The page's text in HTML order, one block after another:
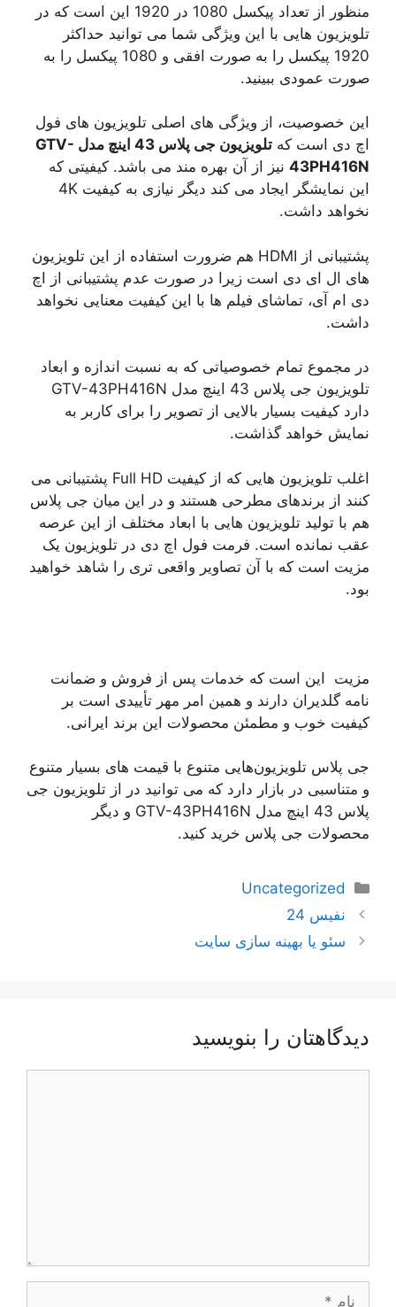
منظور از تعداد پیکسل 1080 در 1920 این است که در
تلویزیون هایی با این ویژگی شما می توانید حداکثر
1920 پیکسل را به صورت افقی و 1080 پیکسل را به
صورت عمودی ببینید.
این خصوصیت، از ویژگی های اصلی تلویزیون های فول
اچ دی است که
تلویزیون جی پلاس 43 اینچ مدل GTV-
43PH416N نیز از آن بهره مند می باشد. کیفیتی که
این نمایشگر ایجاد می کند دیگر نیازی به کیفیت 4K
نخواهد داشت.
پشتیبانی از HDMI هم ضرورت استفاده از این تلویزیون
های ال ای دی است زیرا در صورت عدم پشتیبانی از اچ
دی ام آی، تماشای فیلم ها با این کیفیت معنایی نخواهد
داشت.
در مجموع تمام خصوصیاتی که به نسبت اندازه و ابعاد
تلویزیون جی پلاس 43 اینچ مدل GTV-43PH416N
دارد کیفیت بسیار بالایی از تصویر را برای کاربر به
نمایش خواهد گذاشت.
اغلب تلویزیون هایی که از کیفیت Full HD پشتیبانی می
کنند از برندهای مطرحی هستند و در این میان جی پلاس
هم با تولید تلویزیون هایی با ابعاد مختلف از این عرصه
عقب نمانده است. فرمت فول اچ دی در تلویزیون یک
مزیت است که با آن تصاویر واقعی تری را شاهد خواهید
بود.
مزیت این است که خدمات پس از فروش و ضمانت
‌نامه گلدیران دارند و همین امر مهر تأییدی است بر
کیفیت خوب و مطمئن محصولات این برند ایرانی.
جی پلاس تلویزیون‌هایی متنوع با قیمت ‌های بسیار متنوع
و متناسبی در بازار دارد که می توانید در از تلویزیون جی
پلاس 43 اینچ مدل GTV-43PH416N و دیگر
محصولات جی پلاس خرید کنید.
دسته‌ها
Uncategorized
ناوبری
نوشته‌ها
نفیس 24
سئو یا بهینه سازی سایت
دیدگاهتان را بنویسید